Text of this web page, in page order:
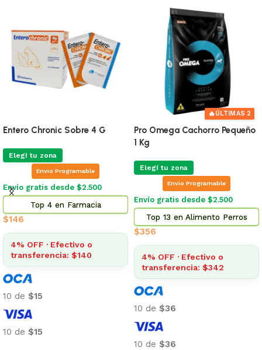
Entero Chronic Sobre 4 G
Elegí tu zona
Envio Programable
Envío gratis desde $2.500
Top 4 en Farmacia
$146
4% OFF · Efectivo o
transferencia: $140
10 de $15
10 de $15
🔥ÚLTIMAS 2
Pro Omega Cachorro Pequeño
1 Kg
Elegí tu zona
Envio Programable
Envío gratis desde $2.500
Top 13 en Alimento Perros
$356
4% OFF · Efectivo o
transferencia: $342
10 de $36
10 de $36